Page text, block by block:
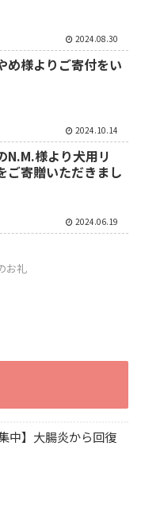
2024.08.30
め様よりご寄付をい
2024.10.14
N.M.様より犬用リ
ご寄贈いただきまし
2024.06.19
お礼
中】大腸炎から回復